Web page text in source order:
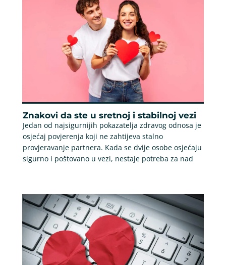
Znakovi da ste u sretnoj i stabilnoj vezi
Jedan od najsigurnijih pokazatelja zdravog odnosa je
osjećaj povjerenja koji ne zahtijeva stalno
provjeravanje partnera. Kada se dvije osobe osjećaju
sigurno i poštovano u vezi, nestaje potreba za nad